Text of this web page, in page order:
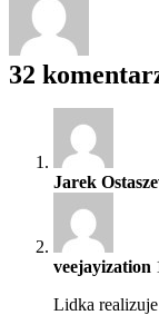
32
Jarek
veejayization
Lidka